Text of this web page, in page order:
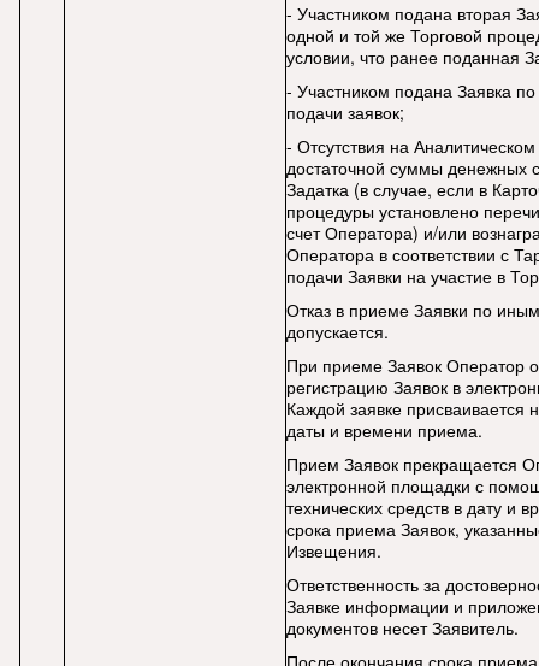
- Участником подана вторая
одной и той же Торговой
условии, что ранее поданная
- Участником подана Заявка
подачи заявок;
- Отсутствия на
достаточной суммы денежных
Задатка (в случае, если в
процедуры установлено
счет Оператора) и/или
Оператора в соответствии с
подачи Заявки на участие в
Отказ в приеме Заявки по
допускается.
При приеме Заявок Оператор
регистрацию Заявок в
Каждой заявке присваивается
даты и времени приема.
Прием Заявок прекращается
электронной площадки с
технических средств в дату и
срока приема Заявок,
Извещения.
Ответственность за
Заявке информации и
документов несет Заявитель.
После окончания срока